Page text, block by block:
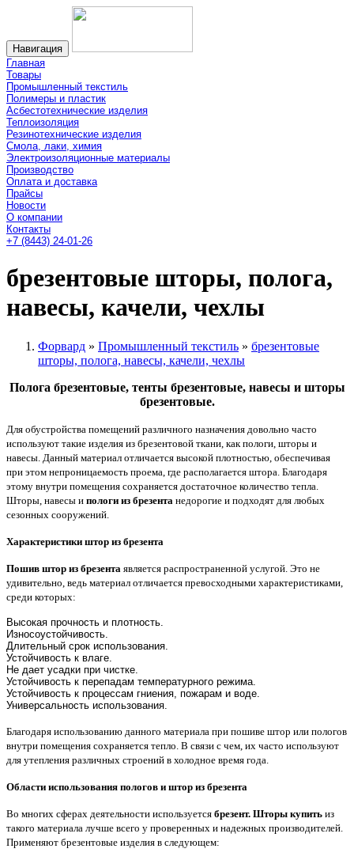
Навигация
Главная
Товары
Промышленный текстиль
Полимеры и пластик
Асбестотехнические изделия
Теплоизоляция
Резинотехнические изделия
Смола, лаки, химия
Электроизоляционные материалы
Производство
Оплата и доставка
Прайсы
Новости
О компании
Контакты
+7 (8443) 24-01-26
брезентовые шторы, полога,
навесы, качели, чехлы
Форвард » Промышленный текстиль » брезентовые
шторы, полога, навесы, качели, чехлы
Полога брезентовые, тенты брезентовые, навесы и шторы
брезентовые.
Для обустройства помещений различного назначения довольно часто
используют такие изделия из брезентовой ткани, как пологи, шторы и
навесы. Данный материал отличается высокой плотностью, обеспечивая
при этом непроницаемость проема, где располагается штора. Благодаря
этому внутри помещения сохраняется достаточное количество тепла.
Шторы, навесы и пологи из брезента недорогие и подходят для любых
сезонных сооружений.
Характеристики штор из брезента
Пошив штор из брезента является распространенной услугой. Это не
удивительно, ведь материал отличается превосходными характеристиками,
среди которых:
Высокая прочность и плотность.
Износоустойчивость.
Длительный срок использования.
Устойчивость к влаге.
Не дает усадки при чистке.
Устойчивость к перепадам температурного режима.
Устойчивость к процессам гниения, пожарам и воде.
Универсальность использования.
Благодаря использованию данного материала при пошиве штор или пологов
внутри помещения сохраняется тепло. В связи с чем, их часто используют
для утепления различных строений в холодное время года.
Области использования пологов и штор из брезента
Во многих сферах деятельности используется брезент. Шторы купить из
такого материала лучше всего у проверенных и надежных производителей.
Применяют брезентовые изделия в следующем: